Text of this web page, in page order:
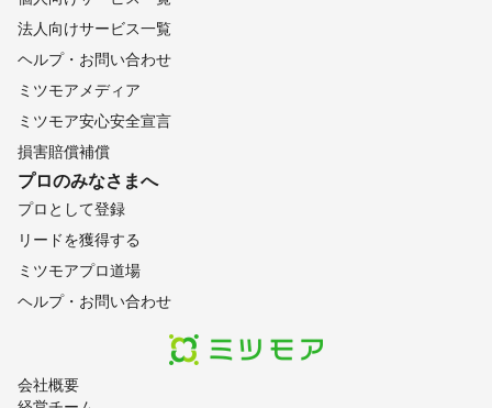
会社概要
法人向けサービス一覧
ヘルプ・お問い合わせ
ミツモアメディア
ミツモア安心安全宣言
損害賠償補償
プロのみなさまへ
プロとして登録
リードを獲得する
ミツモアプロ道場
ヘルプ・お問い合わせ